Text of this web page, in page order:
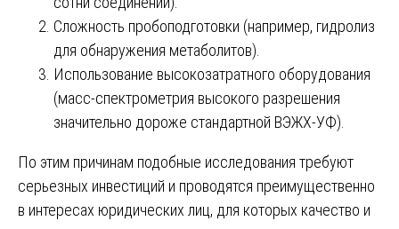
Сложность пробоподготовки (например, гидролиз
для обнаружения метаболитов).
Использование высокозатратного оборудования
(масс-спектрометрия высокого разрешения
значительно дороже стандартной ВЭЖХ-УФ).
По этим причинам подобные исследования требуют
серьезных инвестиций и проводятся преимущественно
в интересах юридических лиц, для которых качество и